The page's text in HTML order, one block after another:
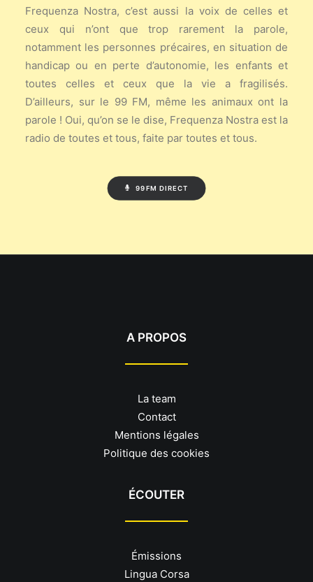
Frequenza Nostra, c’est aussi la voix de celles et
ceux qui n’ont que trop rarement la parole,
notamment les personnes précaires, en situation de
handicap ou en perte d’autonomie, les enfants et
toutes celles et ceux que la vie a fragilisés.
D’ailleurs, sur le 99 FM, même les animaux ont la
parole ! Oui, qu’on se le dise, Frequenza Nostra est la
radio de toutes et tous, faite par toutes et tous.
99FM DIRECT
A PROPOS
La team
Contact
Mentions légales
Politique des cookies
ÉCOUTER
Émissions
Lingua Corsa